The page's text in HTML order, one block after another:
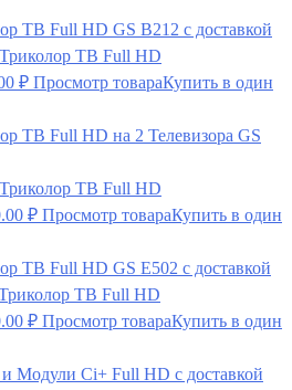
ТВ Full HD
₽ Просмотр товараКупить в один
ТВ Full HD
₽ Просмотр товараКупить в один
ТВ Full HD
₽ Просмотр товараКупить в один